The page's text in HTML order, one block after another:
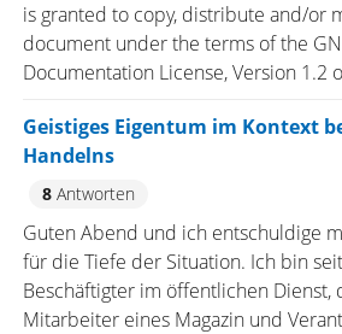
is granted to copy, distribute and/or
document under the terms of the
Documentation License, Version 1.2
Geistiges Eigentum im Kontext
Handelns
8Antworten
Guten Abend und ich entschuldige
für die Tiefe der Situation. Ich bin
Beschäftigter im öffentlichen Dienst,
Mitarbeiter eines Magazin und